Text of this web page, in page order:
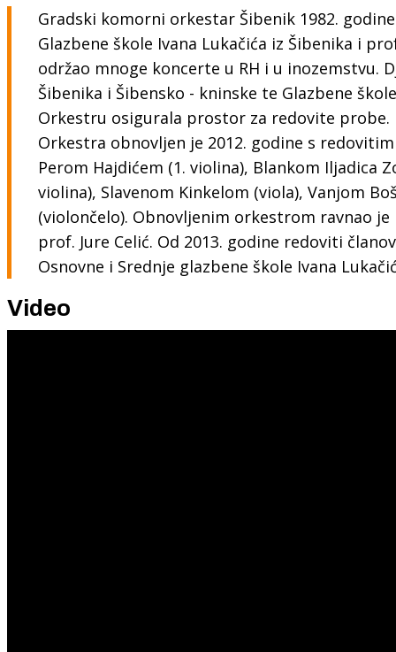
Gradski komorni orkestar Šibenik 1982.
Glazbene škole Ivana Lukačića iz Šibenika i
održao mnoge koncerte u RH i u inozemstvu.
Šibenika i Šibensko - kninske te Glazbene
Orkestru osigurala prostor za redovite probe.
Orkestra obnovljen je 2012. godine s
Perom Hajdićem (1. violina), Blankom Iljadica
violina), Slavenom Kinkelom (viola), Vanjom
(violončelo). Obnovljenim orkestrom ravnao
prof. Jure Celić. Od 2013. godine redoviti
Osnovne i Srednje glazbene škole Ivana
Video